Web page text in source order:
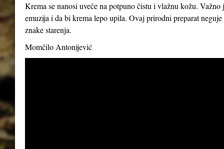
Krema se nanosi uveče na potpuno čistu i vlažnu kožu.
emuzija i da bi krema lepo upila. Ovaj prirodni preparat
znake starenja.
Momčilo Antonijević